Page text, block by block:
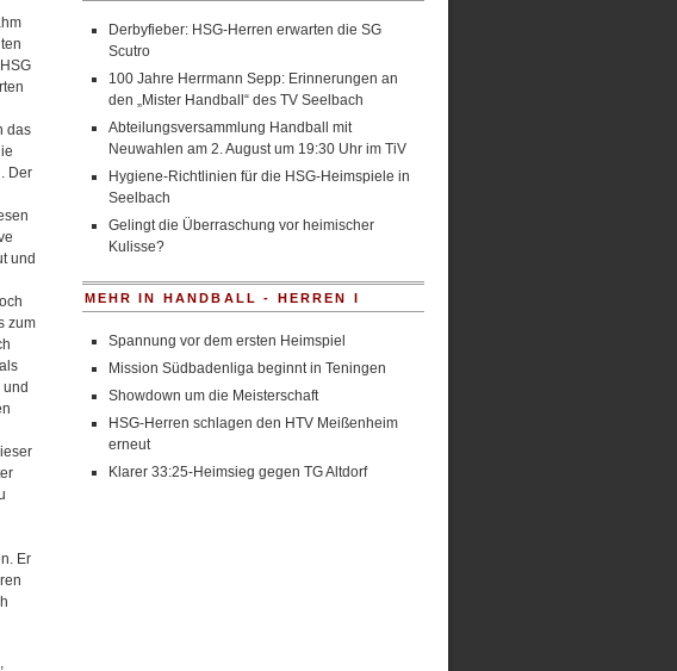
das
Der
und
zum
und
Er
Derbyfieber: HSG-Herren erwarten die SG
Scutro
100 Jahre Herrmann Sepp: Erinnerungen an
den „Mister Handball“ des TV Seelbach
Abteilungsversammlung Handball mit
Neuwahlen am 2. August um 19:30 Uhr im TiV
Hygiene-Richtlinien für die HSG-Heimspiele in
Seelbach
Gelingt die Überraschung vor heimischer
Kulisse?
MEHR IN HANDBALL - HERREN I
Spannung vor dem ersten Heimspiel
Mission Südbadenliga beginnt in Teningen
Showdown um die Meisterschaft
HSG-Herren schlagen den HTV Meißenheim
erneut
Klarer 33:25-Heimsieg gegen TG Altdorf